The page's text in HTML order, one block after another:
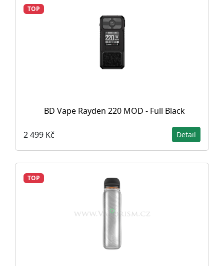
TOP
BD Vape Rayden 220 MOD - Full Black
2 499 Kč Detail
TOP